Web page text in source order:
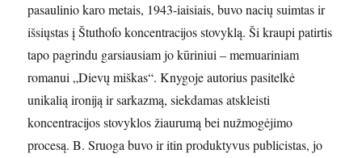
pasaulinio karo metais, 1943-iaisiais, buvo nacių suimtas ir
išsiųstas į Štuthofo koncentracijos stovyklą. Ši kraupi patirtis
tapo pagrindu garsiausiam jo kūriniui – memuariniam
romanui „Dievų miškas“. Knygoje autorius pasitelkė
unikalią ironiją ir sarkazmą, siekdamas atskleisti
koncentracijos stovyklos žiaurumą bei nužmogėjimo
procesą. B. Sruoga buvo ir itin produktyvus publicistas, jo